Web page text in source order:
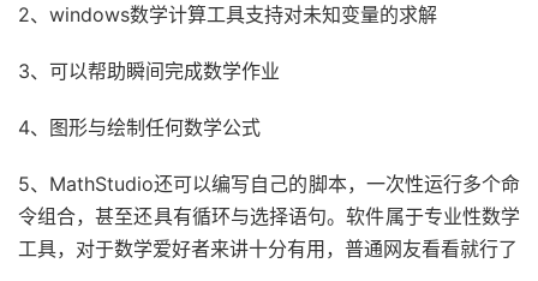
2、windows数学计算工具支持对未知变量的求解
3、可以帮助瞬间完成数学作业
4、图形与绘制任何数学公式
5、MathStudio还可以编写自己的脚本，一次性运行多个命
令组合，甚至还具有循环与选择语句。软件属于专业性数学
工具，对于数学爱好者来讲十分有用，普通网友看看就行了